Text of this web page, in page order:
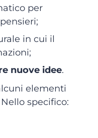
per
in cui il
nuove idee.
elementi
specifico: